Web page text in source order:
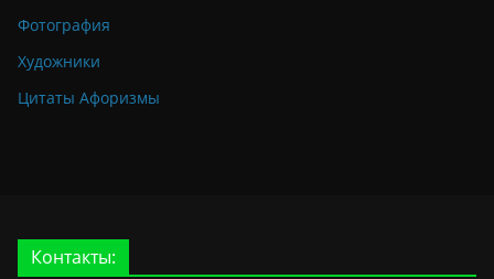
Фотография
Художники
Цитаты Афоризмы
Контакты: